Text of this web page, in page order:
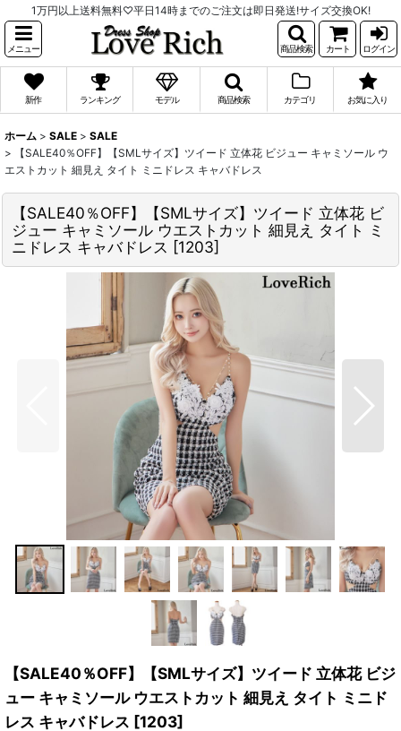
1万円以上送料無料♡平日14時までのご注文は即日発送!サイズ交換OK!
メニュー 商品検索 カート ログイン
新作 ランキング モデル 商品検索 カテゴリ お気に入り
ホーム > SALE > SALE
>
【SALE40％OFF】【SMLサイズ】ツイード 立体花 ビジュー キャミソール ウ
エストカット 細見え タイト ミニドレス キャバドレス
【SALE40％OFF】【SMLサイズ】ツイード 立体花 ビ
ジュー キャミソール ウエストカット 細見え タイト ミ
ニドレス キャバドレス [1203]
【SALE40％OFF】【SMLサイズ】ツイード 立体花 ビジ
ュー キャミソール ウエストカット 細見え タイト ミニド
レス キャバドレス [1203]